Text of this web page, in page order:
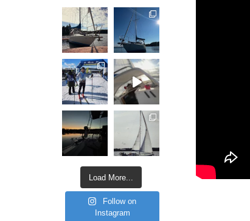
Load More...
Follow on
Instagram